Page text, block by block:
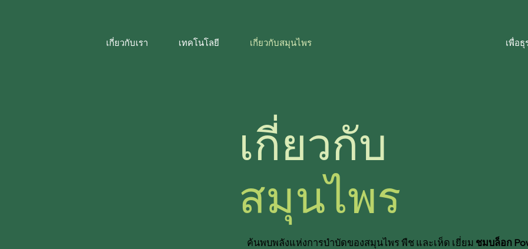
เกี่ยวกับเรา เทคโนโลยี เกี่ยวกับสมุนไพร เพื่อธุ
เกี่ยวกับ
สมุนไพร
ค้นพบพลังแห่งการบำบัดของสมุนไพร พืช และเห็ด เยี่ยม ชมบล็อก